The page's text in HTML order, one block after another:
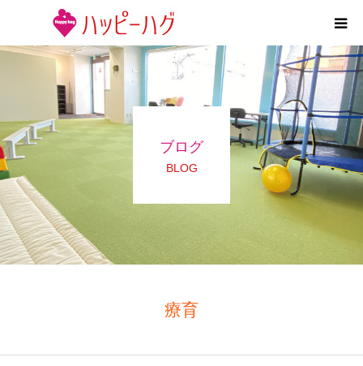
ブログ
BLOG
療育
2つの特徴
5領域支援とお約束
施設紹介
求人情報